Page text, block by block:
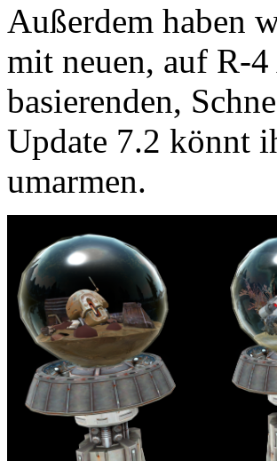
Außerdem haben
mit neuen, auf R-
basierenden,
Update 7.2 könnt
umarmen.